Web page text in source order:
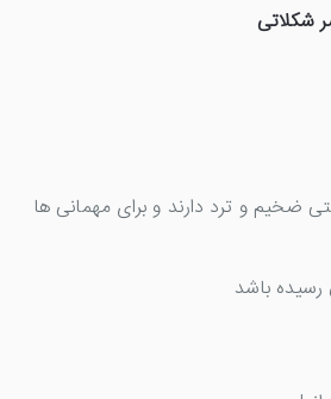
شکلاتی
ضخیم و ترد دارند و برای مهمانی ها